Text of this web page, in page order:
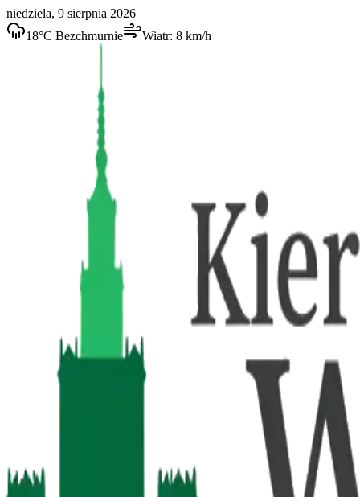
niedziela, 9 sierpnia 2026
18°C Bezchmurnie Wiatr: 8 km/h